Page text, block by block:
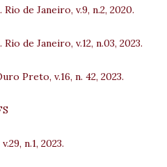
de Janeiro, v.9, n.2, 2020.
de Janeiro, v.12, n.03, 2023.
Preto, v.16, n. 42, 2023.
n.1, 2023.